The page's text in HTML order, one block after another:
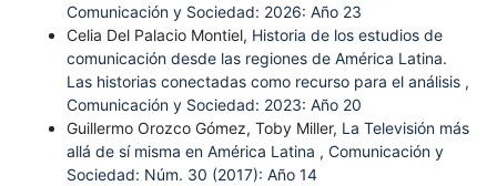
Comunicación y Sociedad: 2026: Año 23
Celia Del Palacio Montiel, Historia de los estudios de
comunicación desde las regiones de América Latina.
Las historias conectadas como recurso para el análisis ,
Comunicación y Sociedad: 2023: Año 20
Guillermo Orozco Gómez, Toby Miller, La Televisión más
allá de sí misma en América Latina , Comunicación y
Sociedad: Núm. 30 (2017): Año 14